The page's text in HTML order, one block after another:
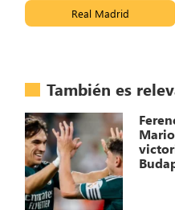
Real Madrid
También es